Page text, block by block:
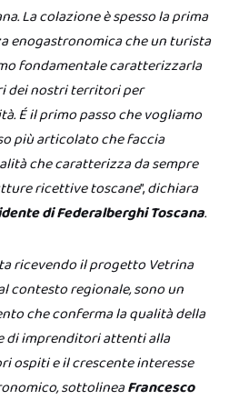
La colazione è spesso la prima
enogastronomica che un turista
fondamentale caratterizzarla
dei nostri territori per
É il primo passo che vogliamo
più articolato che faccia
che caratterizza da sempre
ricettive toscane”,dichiara
di Federalberghi Toscana.
ricevendo il progetto Vetrina
contesto regionale, sono un
che conferma la qualità della
di imprenditori attenti alla
ospiti e il crescente interesse
sottolineaFrancesco